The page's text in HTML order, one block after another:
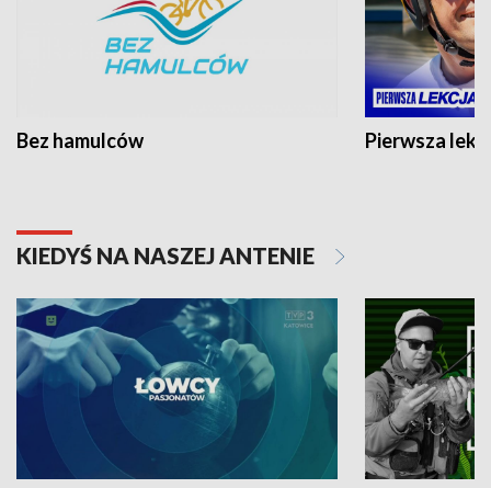
Bez hamulców Pierwsza
KIEDYŚ NA NASZEJ ANTENIE